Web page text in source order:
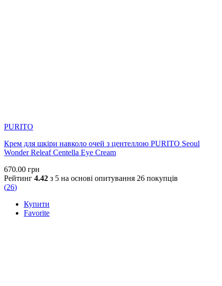
PURITO
Крем для шкіри навколо очей з центеллою PURITO Seoul
Wonder Releaf Centella Eye Cream
670.00 грн
Рейтинг 4.42 з 5 на основі опитування 26 покупців
(26)
Купити
Favorite